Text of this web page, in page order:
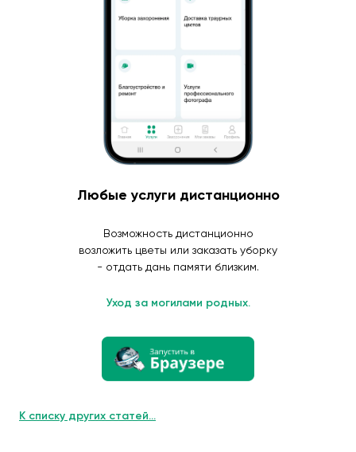
Любые услуги дистанционно
Возможность дистанционно
возложить цветы или заказать уборку
- отдать дань памяти близким.
Уход за могилами родных.
К списку других статей...